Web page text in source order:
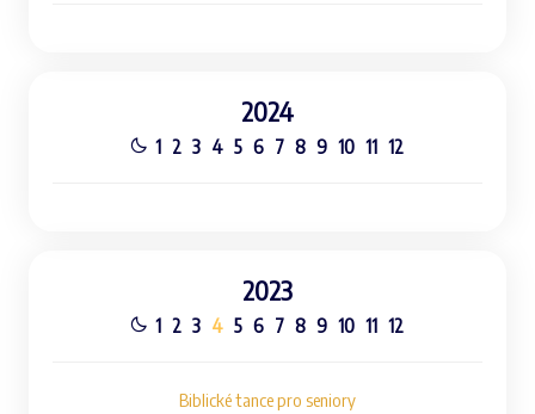
2024
1 2 3 4 5 6 7 8 9 10 11 12
2023
1 2 3 4 5 6 7 8 9 10 11 12
Biblické tance pro seniory